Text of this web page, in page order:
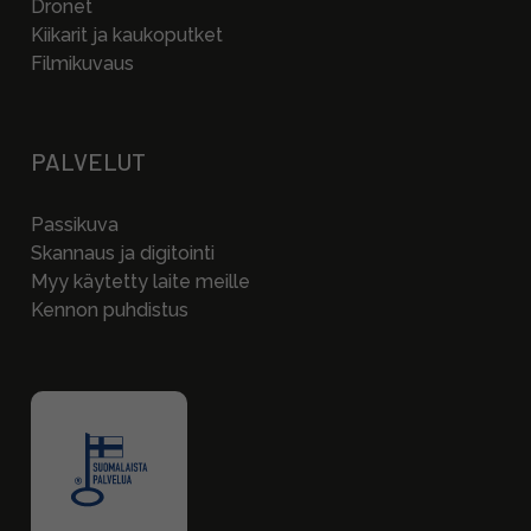
Dronet
Kiikarit ja kaukoputket
Filmikuvaus
PALVELUT
Passikuva
Skannaus ja digitointi
Myy käytetty laite meille
Kennon puhdistus